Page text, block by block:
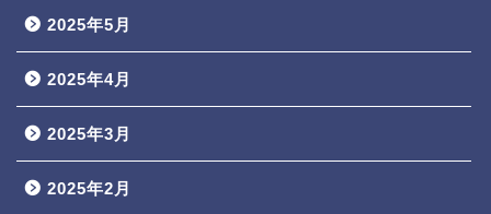
2025年5月
2025年4月
2025年3月
2025年2月